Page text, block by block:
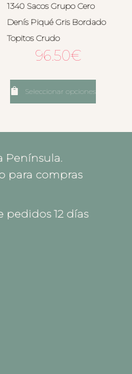
1340 Sacos Grupo Cero
Denís Piqué Gris Bordado
Topitos Crudo
96.50€
Seleccionar opciones
a la Península.
compras
pedidos 12 días